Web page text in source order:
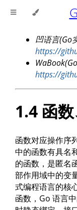
凹语言(Go
https://
https://
1.4 函
函数对应操作序
中的函数有具名
的函数，是匿名
部作用域中的变
式编程语言的核
函数，Go 语言